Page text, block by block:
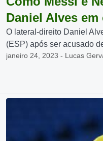
Daniel Alves
O lateral-direito Daniel
(ESP) após ser acusado
janeiro 24, 2023 - Lucas